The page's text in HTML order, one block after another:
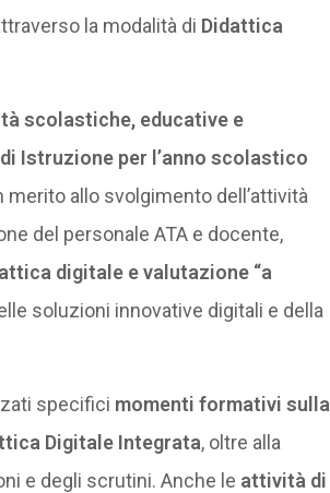
la modalità di Didattica
scolastiche, educative e
Istruzione per l’anno scolastico
allo svolgimento dell’attività
del personale ATA e docente,
digitale e valutazione “a
soluzioni innovative digitali e della
specifici momenti formativi sulla
Digitale Integrata, oltre alla
e degli scrutini. Anche le attività di